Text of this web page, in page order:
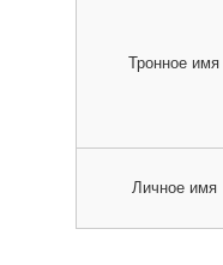
Тронное имя
Личное имя